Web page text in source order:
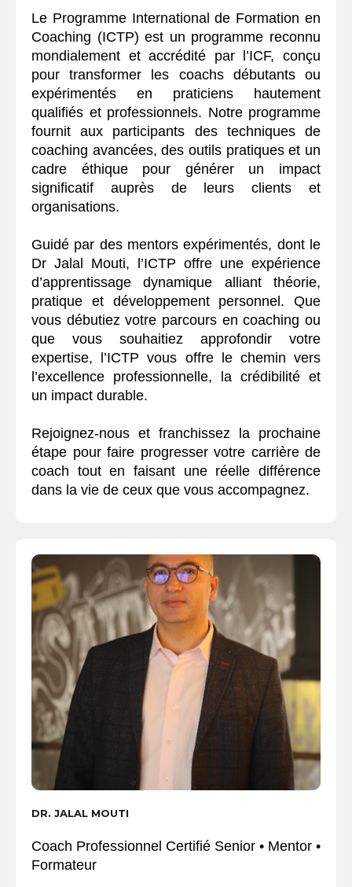
Le Programme International de Formation en
Coaching (ICTP) est un programme reconnu
mondialement et accrédité par l’ICF, conçu
pour transformer les coachs débutants ou
expérimentés en praticiens hautement
qualifiés et professionnels. Notre programme
fournit aux participants des techniques de
coaching avancées, des outils pratiques et un
cadre éthique pour générer un impact
significatif auprès de leurs clients et
organisations.
Guidé par des mentors expérimentés, dont le
Dr Jalal Mouti, l’ICTP offre une expérience
d’apprentissage dynamique alliant théorie,
pratique et développement personnel. Que
vous débutiez votre parcours en coaching ou
que vous souhaitiez approfondir votre
expertise, l’ICTP vous offre le chemin vers
l’excellence professionnelle, la crédibilité et
un impact durable.
Rejoignez-nous et franchissez la prochaine
étape pour faire progresser votre carrière de
coach tout en faisant une réelle différence
dans la vie de ceux que vous accompagnez.
DR. JALAL MOUTI
Coach Professionnel Certifié Senior • Mentor •
Formateur